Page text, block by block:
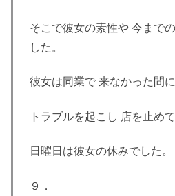
そこで彼女の素性や 今まで
した。
彼女は同業で 来なかった間
トラブルを起こし 店を止め
日曜日は彼女の休みでした。
９．